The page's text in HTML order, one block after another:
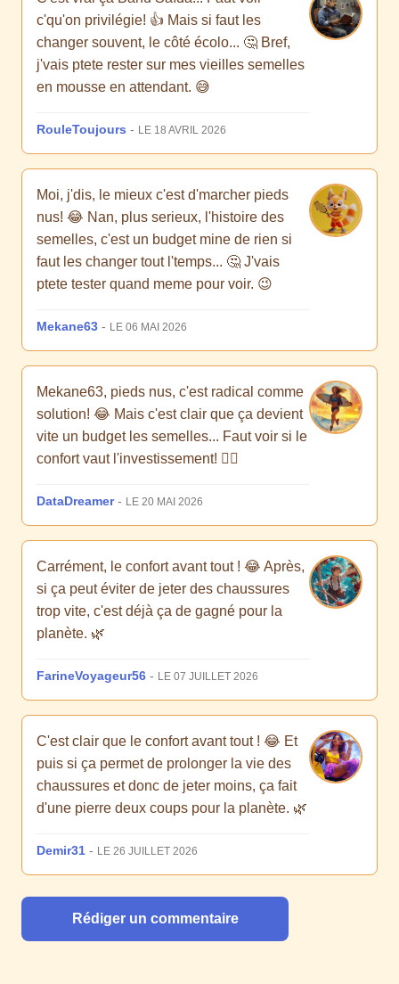
c'qu'on privilégie! 👍 Mais si faut les
changer souvent, le côté écolo... 🤔 Bref,
j'vais ptete rester sur mes vieilles semelles
en mousse en attendant. 😅
RouleToujours - LE 18 AVRIL 2026
Moi, j'dis, le mieux c'est d'marcher pieds
nus! 😂 Nan, plus serieux, l'histoire des
semelles, c'est un budget mine de rien si
faut les changer tout l'temps... 🤔 J'vais
ptete tester quand meme pour voir. 😉
Mekane63 - LE 06 MAI 2026
Mekane63, pieds nus, c'est radical comme
solution! 😂 Mais c'est clair que ça devient
vite un budget les semelles... Faut voir si le
confort vaut l'investissement! 🤷‍♀️
DataDreamer- LE 20 MAI 2026
Carrément, le confort avant tout ! 😂 Après,
si ça peut éviter de jeter des chaussures
trop vite, c'est déjà ça de gagné pour la
planète. 🌿
FarineVoyageur56 - LE 07 JUILLET 2026
C'est clair que le confort avant tout ! 😂 Et
puis si ça permet de prolonger la vie des
chaussures et donc de jeter moins, ça fait
d'une pierre deux coups pour la planète. 🌿
Demir31 - LE 26 JUILLET 2026
Rédiger un commentaire